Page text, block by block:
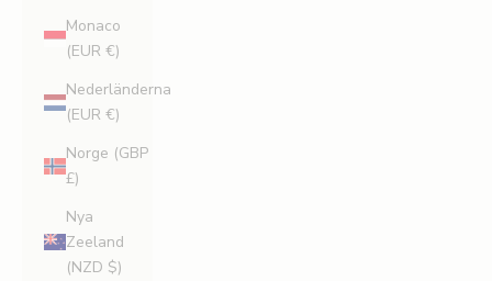
Monaco
(EUR €)
Nederländerna
(EUR €)
Norge (GBP
£)
Nya
Zeeland
(NZD $)